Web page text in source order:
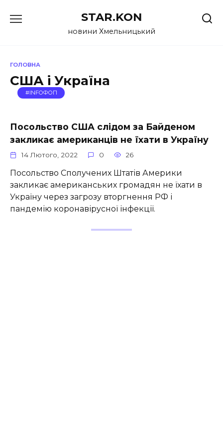
до
STAR.KON
новини Хмельницький
ГОЛОВНА
США і Україна
#INFOФОП
Посольство США слідом за Байденом
закликає американців не їхати в Україну
14 Лютого, 2022 0 26
Посольство Сполучених Штатів Америки
закликає американських громадян не їхати в
Україну через загрозу вторгнення РФ і
пандемію коронавірусної інфекції.